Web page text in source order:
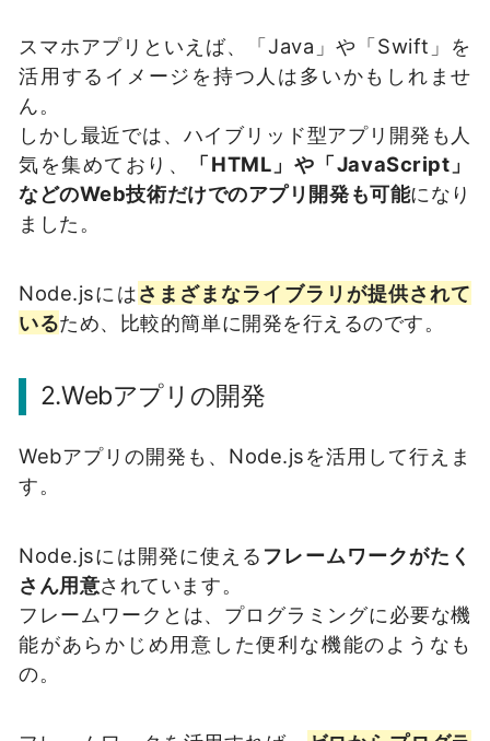
スマホアプリといえば、「Java」や「Swift」を
活用するイメージを持つ人は多いかもしれませ
ん。
しかし最近では、ハイブリッド型アプリ開発も人
気を集めており、
「HTML」や「JavaScript」
などのWeb技術だけでのアプリ開発も可能になり
ました。
Node.jsにはさまざまなライブラリが提供されて
いるため、比較的簡単に開発を行えるのです。
2.Webアプリの開発
Webアプリの開発も、Node.jsを活用して行えま
す。
Node.jsには開発に使える フレームワークがたく
さん用意されています。
フレームワークとは、プログラミングに必要な機
能があらかじめ用意した便利な機能のようなも
の。